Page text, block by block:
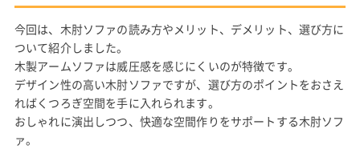
今回は、木肘ソファの読み方やメリット、デメリット、選び方に
ついて紹介しました。
木製アームソファは威圧感を感じにくいのが特徴です。
デザイン性の高い木肘ソファですが、選び方のポイントをおさえ
ればくつろぎ空間を手に入れられます。
おしゃれに演出しつつ、快適な空間作りをサポートする木肘ソフ
ァ。